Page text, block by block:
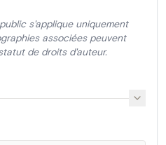
s'applique uniquement
associées peuvent
de droits d'auteur.